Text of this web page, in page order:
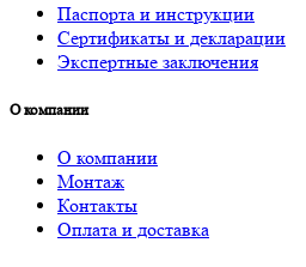
Паспорта и инструкции
Сертификаты и декларации
Экспертные заключения
О компании
О компании
Монтаж
Контакты
Оплата и доставка